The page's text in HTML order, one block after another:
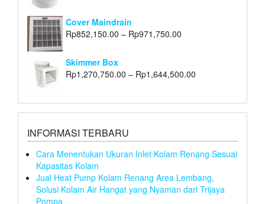
Cover Maindrain
Rp852,150.00 – Rp971,750.00
Skimmer Box
Rp1,270,750.00 – Rp1,644,500.00
INFORMASI TERBARU
Cara Menentukan Ukuran Inlet Kolam Renang Sesuai
Kapasitas Kolam
Jual Heat Pump Kolam Renang Area Lembang,
Solusi Kolam Air Hangat yang Nyaman dari Trijaya
Pompa